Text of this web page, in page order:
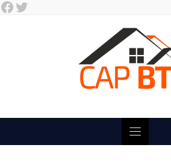
Skip
Facebook Twitter